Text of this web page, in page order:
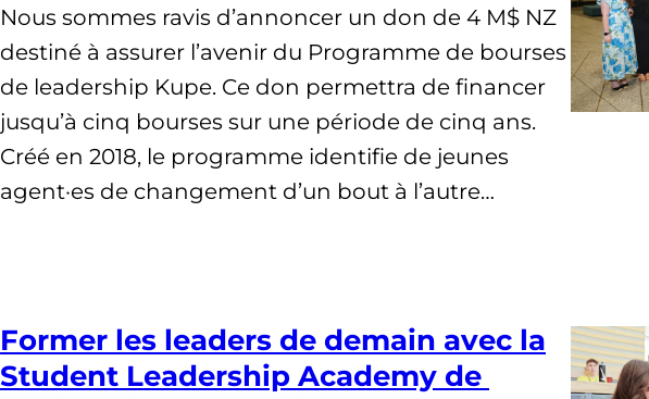
Nous sommes ravis d’annoncer un don de 4 M$ NZ
destiné à assurer l’avenir du Programme de bourses
de leadership Kupe. Ce don permettra de financer
jusqu’à cinq bourses sur une période de cinq ans.
Créé en 2018, le programme identifie de jeunes
agent·es de changement d’un bout à l’autre…
Former les leaders de demain avec la
Student Leadership Academy de